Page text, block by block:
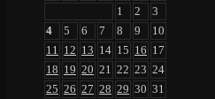
1
2
3
4
5 6 7 8 9
10
11 12 13 14 15 16 17
18 19 20 21 22 23 24
25 26 27 28 29 30 31